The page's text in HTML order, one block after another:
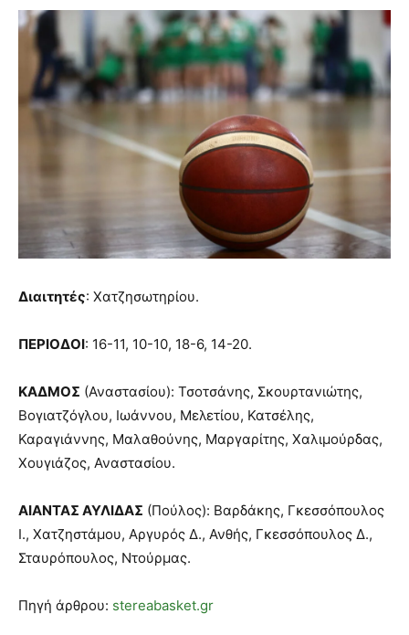
Διαιτητές: Χατζησωτηρίου.
ΠΕΡΙΟΔΟΙ: 16-11, 10-10, 18-6, 14-20.
ΚΑΔΜΟΣ (Αναστασίου): Τσοτσάνης, Σκουρτανιώτης,
Βογιατζόγλου, Ιωάννου, Μελετίου, Κατσέλης,
Καραγιάννης, Μαλαθούνης, Μαργαρίτης, Χαλιμούρδας,
Χουγιάζος, Αναστασίου.
ΑΙΑΝΤΑΣ ΑΥΛΙΔΑΣ (Πούλος): Βαρδάκης, Γκεσσόπουλος
Ι., Χατζηστάμου, Αργυρός Δ., Ανθής, Γκεσσόπουλος Δ.,
Σταυρόπουλος, Ντούρμας.
Πηγή άρθρου: stereabasket.gr